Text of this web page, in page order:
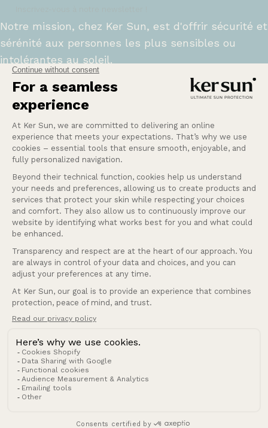
Notre mission, chez Ker Sun, est d'offrir sécurité et
sérénité aux personnes les plus sensibles ou
intolérantes au soleil.
En savoir plus
Une Question ?
Nos services
Entreprise
Politique de remboursement
Politique d’expéditionConditions générales de vente